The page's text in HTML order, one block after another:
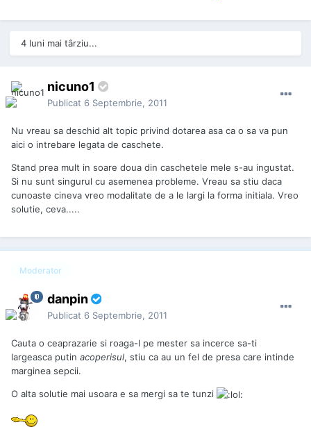
4 luni mai târziu...
nicuno1
Publicat 6 Septembrie, 2011
Nu vreau sa deschid alt topic privind dotarea asa ca o sa va pun
aici o intrebare legata de caschete.
Stand prea mult in soare doua din caschetele mele s-au ingustat.
Si nu sunt singurul cu asemenea probleme. Vreau sa stiu daca
cunoaste cineva vreo modalitate de a le largi la forma initiala. Vreo
solutie, ceva.....
Moderator
danpin
Publicat 6 Septembrie, 2011
Cauta o ceaprazarie si roaga-l pe mester sa incerce sa-ti
largeasca putin acoperisul, stiu ca au un fel de presa care intinde
marginea sepcii.
O alta solutie mai usoara e sa mergi sa te tunzi